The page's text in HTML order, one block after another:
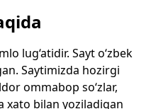
lug‘atidir. Sayt o‘zbek
Saytimizda hozirgi
ommabop so‘zlar,
xato bilan yoziladigan